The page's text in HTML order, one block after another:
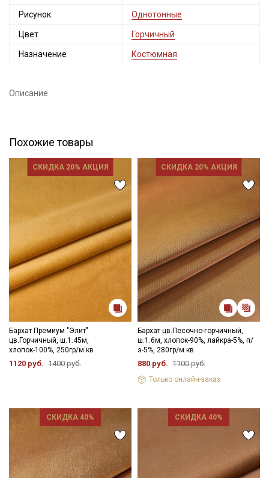
Рисунок Однотонные
Цвет Горчичный
Назначение Костюмная
Описание
Похожие товары
СКИДКА 20% АКЦИЯ
Бархат Премиум "Элит"
цв.Горчичный, ш.1.45м,
хлопок-100%, 250гр/м.кв
1120 руб. 1400 руб.
СКИДКА 20% АКЦИЯ
Бархат цв.Песочно-горчичный,
ш.1.6м, хлопок-90%, лайкра-5%, п/
э-5%, 280гр/м.кв
880 руб. 1100 руб.
Только онлайн-заказ
СКИДКА 40% СКИДКА 40%